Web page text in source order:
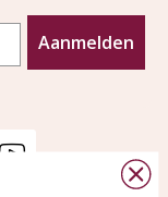
Aanmelden